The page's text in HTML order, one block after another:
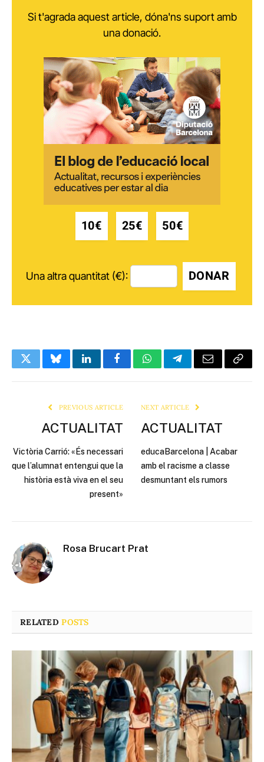
Si t'agrada aquest article, dóna'ns suport amb
una donació.
10€ 25€ 50€
Una altra quantitat (€): DONAR
TwitterBlueskyLinkedInFacebookWhatsAppTelegramEmail Copy
PREVIOUS ARTICLE
ACTUALITAT
Victòria Carrió: «És necessari
que l’alumnat entengui que la
història està viva en el seu
present»
NEXT ARTICLE
ACTUALITAT
educaBarcelona | Acabar
amb el racisme a classe
desmuntant els rumors
Rosa Brucart Prat
RELATEDPOSTS